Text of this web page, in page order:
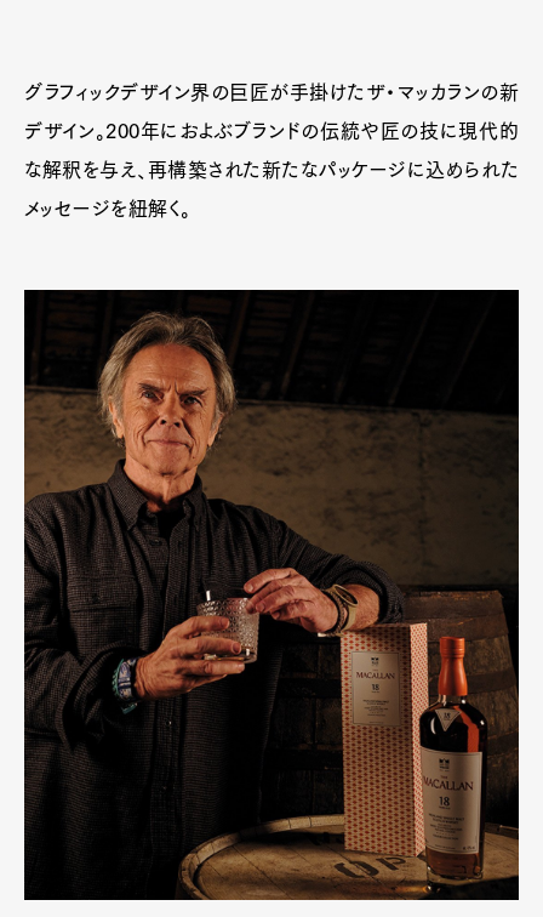
グラフィックデザイン界の巨匠が手掛けたザ・マッカランの新
デザイン。200年におよぶブランドの伝統や匠の技に現代的
な解釈を与え、再構築された新たなパッケージに込められた
メッセージを紐解く。